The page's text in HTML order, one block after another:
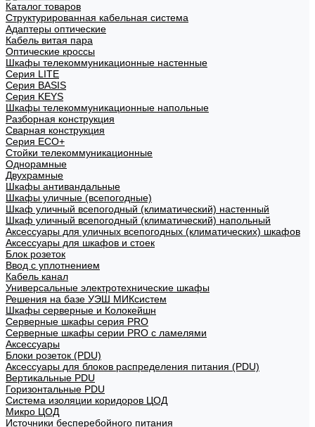
Каталог товаров
Структурированная кабельная система
Адаптеры оптические
Кабель витая пара
Оптические кроссы
Шкафы телекоммуникационные настенные
Cерия LITE
Cерия BASIS
Cерия KEYS
Шкафы телекоммуникационные напольные
Разборная конструкция
Сварная конструкция
Серия ECO+
Стойки телекоммуникационные
Однорамные
Двухрамные
Шкафы антивандальные
Шкафы уличные (всепогодные)
Шкаф уличный всепогодный (климатический) настенный
Шкаф уличный всепогодный (климатический) напольный
Аксессуары для уличных всепогодных (климатических) шкафов
Аксессуары для шкафов и стоек
Блок розеток
Ввод с уплотнением
Кабель канал
Универсальные электротехнические шкафы
Решения на базе УЭШ МИКсистем
Шкафы серверные и Колокейшн
Серверные шкафы серия PRO
Серверные шкафы серии PRO с ламелями
Аксессуары
Блоки розеток (PDU)
Аксессуары для блоков распределения питания (PDU)
Вертикальные PDU
Горизонтальные PDU
Система изоляции коридоров ЦОД
Микро ЦОД
Источники бесперебойного питания